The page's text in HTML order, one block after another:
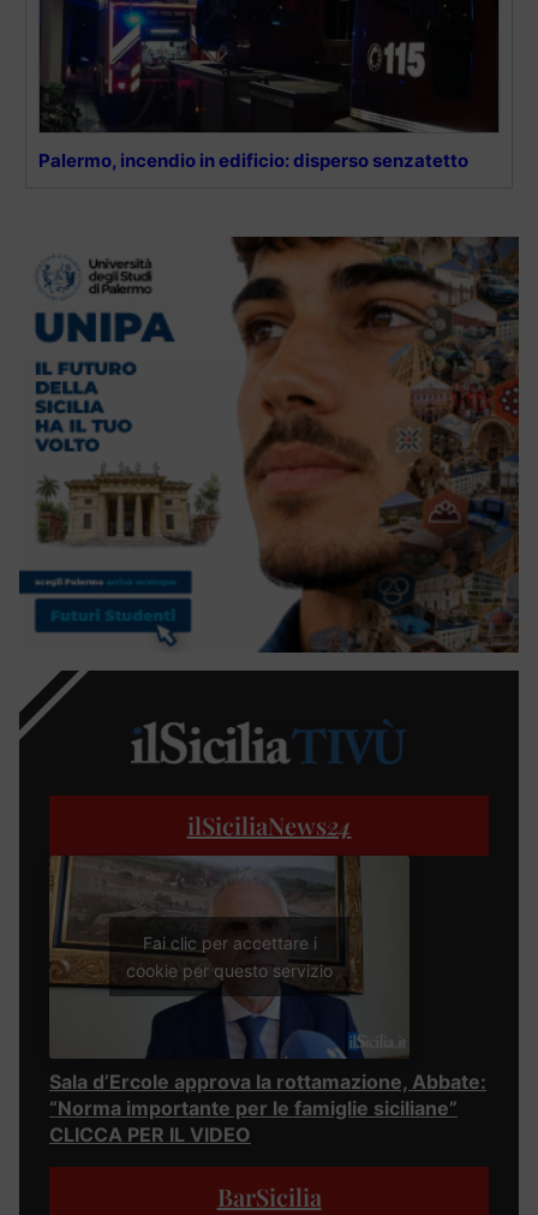
Palermo, incendio in edificio: disperso senzatetto
ilSiciliaNews24
Fai clic per accettare i
cookie per questo servizio
Sala d’Ercole approva la rottamazione, Abbate:
“Norma importante per le famiglie siciliane”
CLICCA PER IL VIDEO
BarSicilia